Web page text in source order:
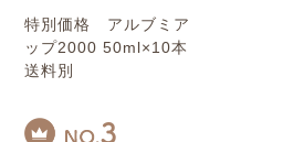
特別価格 アルブミア
ップ2000 50ml×10本
送料別